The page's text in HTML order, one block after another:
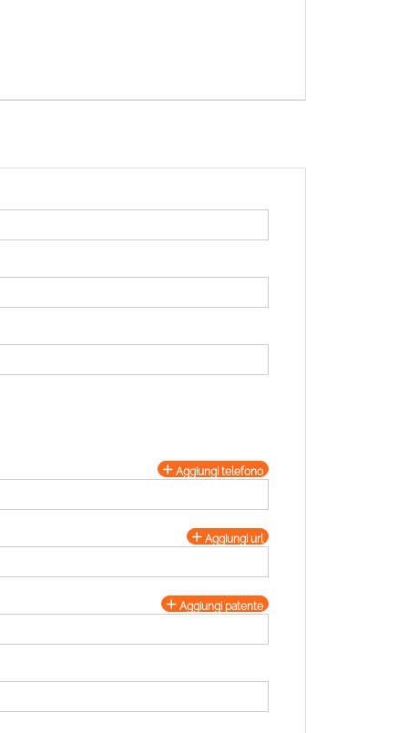
Aggiungi telefono
Aggiungi url
Aggiungi patente